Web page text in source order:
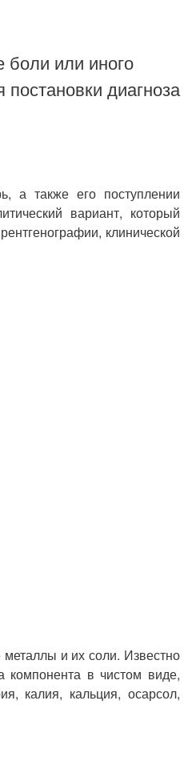
боли или иного
диагноза
а также его поступлении
вариант, который
клинической
и их соли. Известно
компонента в чистом виде,
калия, кальция, осарсол,